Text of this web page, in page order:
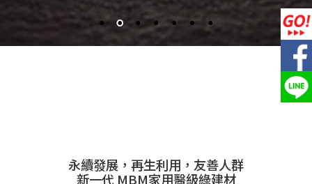
永續發展，再生利用，友善人群
新一代 MBM家用醫級綠建材